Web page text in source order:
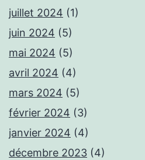
juillet 2024 (1)
juin 2024 (5)
mai 2024 (5)
avril 2024 (4)
mars 2024 (5)
février 2024 (3)
janvier 2024 (4)
décembre 2023 (4)